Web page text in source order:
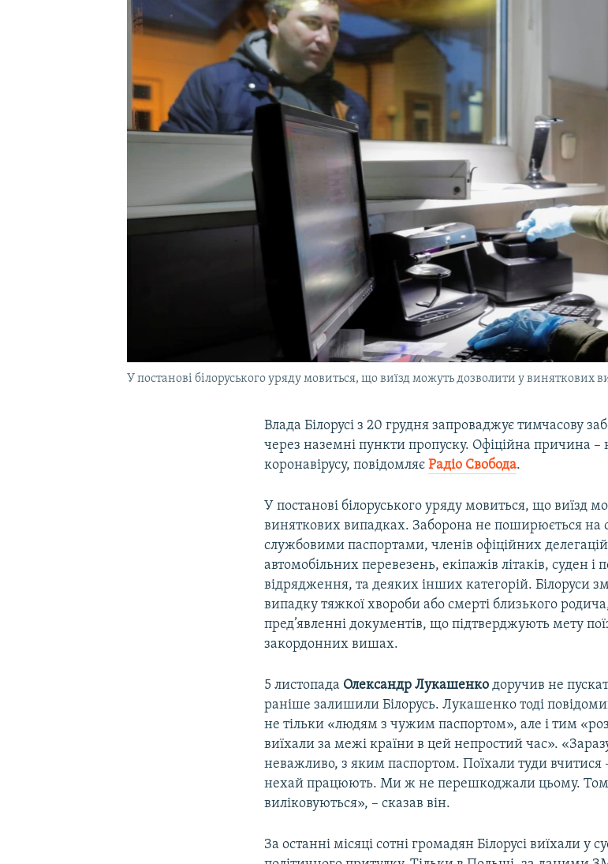
У постанові білоруського уряду мовиться, що виїзд можуть дозволити у виняткових
Влада Білорусі з 20 грудня запроваджує тимчасову
через наземні пункти пропуску. Офіційна причина
коронавірусу, повідомляєРадіо Свобода.
У постанові білоруського уряду мовиться, що виїзд
виняткових випадках. Заборона не поширюється на
службовими паспортами, членів офіційних
автомобільних перевезень, екіпажів літаків, суден і
відрядження, та деяких інших категорій. Білоруси
випадку тяжкої хвороби або смерті близького
пред’явленні документів, що підтверджують мету
закордонних вишах.
5 листопада Олександр Лукашенкодоручив не
раніше залишили Білорусь. Лукашенко тоді
не тільки «людям з чужим паспортом», але і тим
виїхали за межі країни в цей непростий час».
неважливо, з яким паспортом. Поїхали туди вчитися
нехай працюють. Ми ж не перешкоджали цьому.
виліковуються», – сказав він.
За останні місяці сотні громадян Білорусі виїхали у